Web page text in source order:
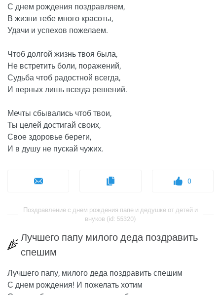
С днем рождения поздравляем,
В жизни тебе много красоты,
Удачи и успехов пожелаем.
Чтоб долгой жизнь твоя была,
Не встретить боли, поражений,
Судьба чтоб радостной всегда,
И верных лишь всегда решений.
Мечты сбывались чтоб твои,
Ты целей достигай своих,
Свое здоровье береги,
И в душу не пускай чужих.
0
Поздравление с днем рождения папе и дедушке от детей и
внуков (id: 55320)
Лучшего папу милого деда поздравить
спешим
Лучшего папу, милого деда поздравить спешим
С днем рождения! И пожелать хотим